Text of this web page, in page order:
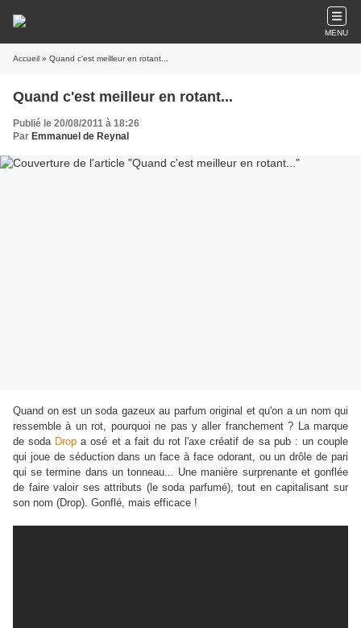
MENU
Accueil » Quand c'est meilleur en rotant...
Quand c'est meilleur en rotant...
Publié le 20/08/2011 à 18:26
Par Emmanuel de Reynal
Quand on est un soda gazeux au parfum original et qu'on a un nom qui
ressemble à un rot, pourquoi ne pas y aller franchement ? La marque
de soda Drop a osé et a fait du rot l'axe créatif de sa pub : un couple
qui joue de séduction dans un face à face odorant, ou un drôle de pari
qui se termine dans un tonneau... Une manière surprenante et gonflée
de faire valoir ses attributs (le soda parfumé), tout en capitalisant sur
son nom (Drop). Gonflé, mais efficace !